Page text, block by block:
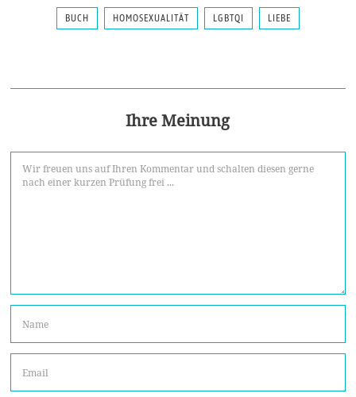
BUCH HOMOSEXUALITÄT LGBTQI LIEBE
Ihre Meinung